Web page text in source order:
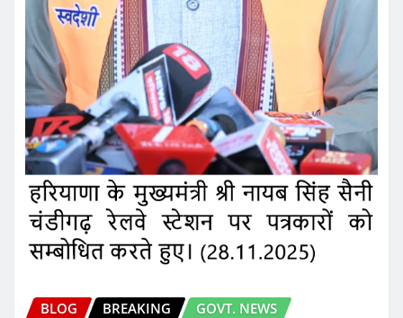
BLOG BREAKING
GOVT. NEWS